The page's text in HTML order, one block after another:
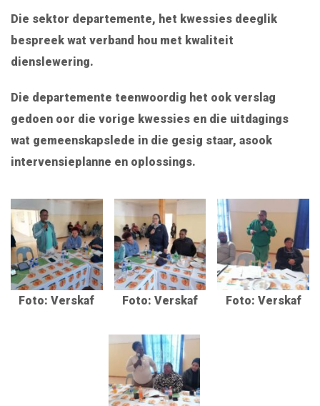
Die sektor departemente, het kwessies deeglik
bespreek wat verband hou met kwaliteit
dienslewering.
Die departemente teenwoordig het ook verslag
gedoen oor die vorige kwessies en die uitdagings
wat gemeenskapslede in die gesig staar, asook
intervensieplanne en oplossings.
Foto: Verskaf Foto: Verskaf Foto: Verskaf